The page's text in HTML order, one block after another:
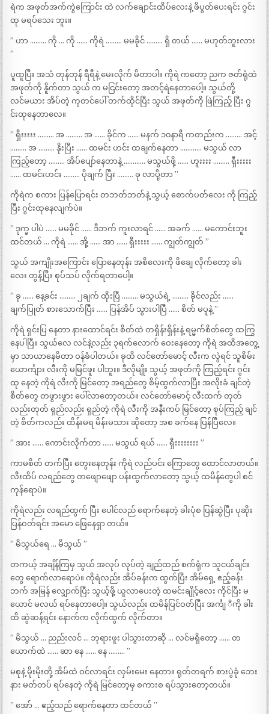
ရဲက အဖုတ်အက်ကွဲကြောင်း ထဲ လက်ချောင်းထိပ်လေးနဲ့ ဖိပွတ်ပေးရင်း ဂွင်း
ထု မရပ်သေး ဘူး။
” ဟာ ……… ကို … ကို …… ကိုရဲ ……… မမခိုင် ……… ရှိ တယ် …… မဟုတ်ဘူးလား
”
ပူထူပြီး အသံ တုန်တုန် ရီရီနဲ့ မေးလိုက် မိတာပါ။ ကိုရဲ ကတော့ ညက ဇတ်ရုံထဲ
အဖုတ်ကို နိူက်တာ သွယ် က မငြင်းတော့ အတင့်ရဲနေတာပေါ့။ သွယ်တို့
လင်မယား အိပ်တဲ့ ကုတင်ပေါ် တက်ထိုင်ပြီး သွယ် အဖုတ်ကို ဖြဲကြည့် ပြီး ဂွ
င်းထုနေတာလေ။
” ရှီးးးးး ……… အ ……… အ …… ခိုင်က …… မနက် ၁၀နာရီ ကတည်းက ……… အင့်
……… အ ……… နိုးပြီး …… ထမင်း ဟင်း ထချက်နေတာ ………… မသွယ် လာ
ကြည့်တော့ ……… အိပ်ပျော်နေတာနဲ့ ………… မသွယ်ဖို့ …… ဟူးးးး ……… ရှီးးးးး
…… ထမင်းဟင်း ……… ပိုချက် ပြီး ……… ခု လာပို့တာ ”
ကိုရဲက စကား ပြန်ပြောရင်း တဘတ်ဘတ်နဲ့ သွယ့် စောက်ပတ်လေး ကို ကြည့်
ပြီး ဂွင်းထုနေလျက်ပဲ။
” ဒုက္ခ ပါပဲ …… မမခိုင် …… ဒီဘက် ကူးလာရင် …… အခက် …… မကောင်းဘူး
ထင်တယ် … ကိုရဲ …… အို့ …… အာ …… ရှီးးးးး …… ကျွတ်ကျွတ် ”
သွယ် အကျိုးအကြောင်း ပြောနေတုန်း အစိလေးကို ဖိချေ လိုက်တော့ ခါး
လေး တွန့်ပြီး စုပ်သပ် လိုက်ရတာပေါ့။
” ခု …… နေ့ခင်း ……… ၂ချက် ထိုးပြီ ……… မသွယ်ရဲ့ ……… ခိုင်လည်း ……
ချက်ပြုတ် စားသောက်ပြီး …… ပြန်အိပ် သွားပါပြီ …… စိတ် မပူနဲ့ ”
ကိုရဲ ရှင်းပြ နေတာ နားထောင်ရင်း စိတ်ထဲ တရှိန်းရှိန်းနဲ့ ရမ္မက်စိတ်တွေ ထကြွ
နေပါပြီ။ သွယ်လေ လင်နဲ့လည်း ၃ရက်လောက် ဝေးနေတော့ ကိုရဲ အထိအတွေ့
မှာ သာယာနေမိတာ ဝန်ခံပါတယ်။ ခုထိ လင်တော်မောင့် လီးက လွဲရင် သူစိမ်း
ယောင်္ကျား လီးကို မမြင်ဖူး ပါဘူး။ ဒီလိုမျိုး သွယ့် အဖုတ်ကို ကြည့်ရင်း ဂွင်း
ထု နေတဲ့ ကိုရဲ လီးကို မြင်တော့ အရည်တွေ စိမ့်ထွက်လာပြီး အလိုးခံ ချင်တဲ့
စိတ်တွေ တဖွားဖွား ပေါ်လာတော့တယ်။ လင်တော်မောင့် လီးထက် တုတ်
လည်းတုတ် ရှည်လည်း ရှည်တဲ့ ကိုရဲ လီးကို အနီးကပ် မြင်တော့ စုပ်ကြည့် ချင်
တဲ့ စိတ်ကလည်း ထိန်းမရ မိန်းမသား ဆိုတော့ အစ ခက်နေ ပြန်ပြီလေ။
” အား …… ကောင်းလိုက်တာ …… မသွယ် ရယ် …… ရှီးးးးးးးး ”
ကာမစိတ် တက်ပြီး တွေးနေတုန်း ကိုရဲ လည်ပင်း ကြောတွေ ထောင်လာတယ်။
လီးထိပ် လရည်တွေ တဖျောဖျော ပန်းထွက်လာတော့ သွယ့် ထမိန်တွေပါ စင်
ကုန်ရောပဲ။
ကိုရဲလည်း လရည်ထွက် ပြီး ပေါင်လည် ရောက်နေတဲ့ ခါးပုံစ ပြန်ဆွဲပြီး ပုဆိုး
ပြန်ဝတ်ရင်း အမော ဖြေနေရှာ တယ်။
” မိသွယ်ရေ … မိသွယ် ”
တကယ့် အချိန်ကြမှ သွယ် အလုပ် လုပ်တဲ့ ချည်ထည် စက်ရုံက သူငယ်ချင်း
တွေ ရောက်လာရောပဲ။ ကိုရဲလည်း အိပ်ခန်းက ထွက်ပြီး အိမ်ရှေ့ ဧည့်ခန်း
ဘက် အမြန် လျှောက်ပြီး သွယ့်ဖို့ ယူလာပေးတဲ့ ထမင်းချိုင့်လေး ကိုင်ပြီး မ
ယောင် မလယ် ရပ်နေတာပေါ့။ သွယ်လည်း ထမိန်ပြင်ဝတ်ပြီး အင်္ကျ ီကို ခါး
ထိ ဆွဲဆန့်ရင်း နောက်က လိုက်ထွက် လိုက်တာ။
” မိသွယ် … ညည်းလင် … ဘုရားဖူး ပါသွားတာဆို … လင်မရှိတော့ …… တ
ယောက်ထဲ …… ဆာ နေ …… နေ ……… ”
မစုနဲ့ မိုးမိုးတို့ အိမ်ထဲ ဝင်လာရင်း လှမ်းမေး နေတာ။ ရုတ်တရက် စားပွဲခုံ ဘေး
နား မတ်တပ် ရပ်နေတဲ့ ကိုရဲ မြင်တော့မှ စကားစ ရပ်သွားတော့တယ်။
” အော် … ဧည့်သည် ရောက်နေတာ ထင်တယ် ”